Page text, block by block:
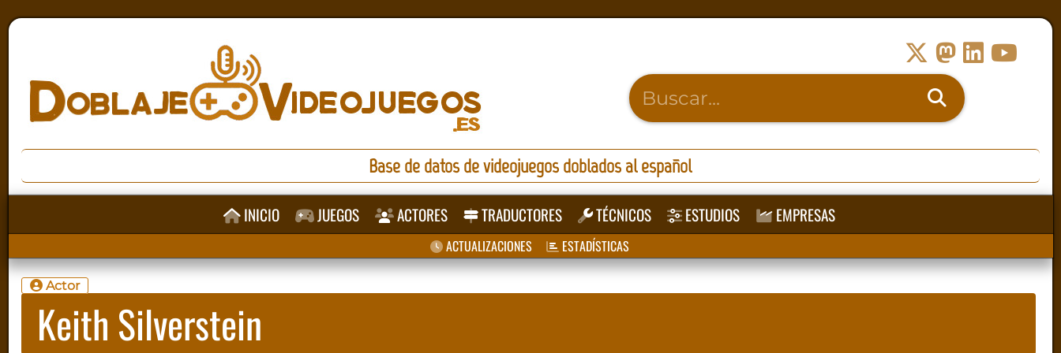
Base de datos de videojuegos doblados al español
INICIO JUEGOS ACTORES TRADUCTORES TÉCNICOS ESTUDIOS EMPRESAS
ACTUALIZACIONES ESTADÍSTICAS
Actor
Keith Silverstein